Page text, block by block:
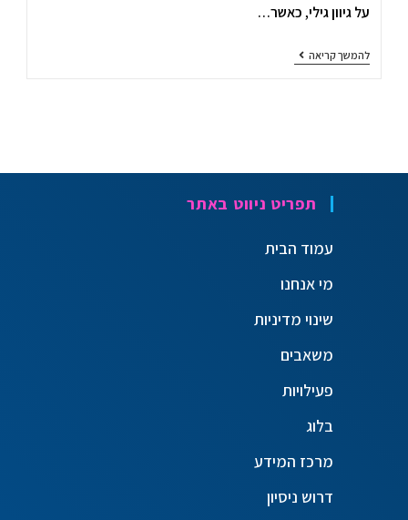
על גיוון גילי, כאשר…
להמשך קריאה
תפריט ניווט באתר
עמוד הבית
מי אנחנו
שינוי מדיניות
משאבים
פעילויות
בלוג
מרכז המידע
דרוש ניסיון